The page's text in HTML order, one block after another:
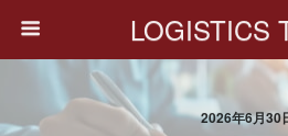
LOGISTICS
2026年6月30